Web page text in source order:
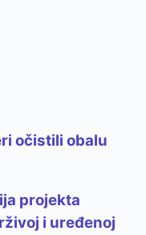
očistili obalu
projekta
i uređenoj